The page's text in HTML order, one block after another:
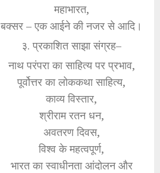
महाभारत,
बक्सर – एक आईने की नजर से आदि।
३. प्रकाशित साझा संग्रह–
नाथ परंपरा का साहित्य पर प्रभाव,
पूर्वोत्तर का लोककथा साहित्य,
काव्य विस्तार,
श्रीराम रतन धन,
अवतरण दिवस,
विश्व के महत्वपूर्ण,
भारत का स्वाधीनता आंदोलन और